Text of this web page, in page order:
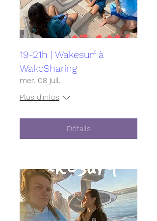
19-21h | Wakesurf à
WakeSharing
mer. 08 juil.
Plus d'infos
Détails